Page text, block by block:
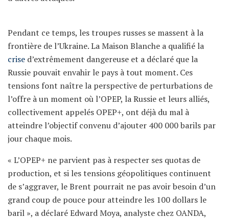
Pendant ce temps, les troupes russes se massent à la
frontière de l’Ukraine. La Maison Blanche a qualifié la
crise d’extrêmement dangereuse et a déclaré que la
Russie pouvait envahir le pays à tout moment. Ces
tensions font naître la perspective de perturbations de
l’offre à un moment où l’OPEP, la Russie et leurs alliés,
collectivement appelés OPEP+, ont déjà du mal à
atteindre l’objectif convenu d’ajouter 400 000 barils par
jour chaque mois.
« L’OPEP+ ne parvient pas à respecter ses quotas de
production, et si les tensions géopolitiques continuent
de s’aggraver, le Brent pourrait ne pas avoir besoin d’un
grand coup de pouce pour atteindre les 100 dollars le
baril », a déclaré Edward Moya, analyste chez OANDA,